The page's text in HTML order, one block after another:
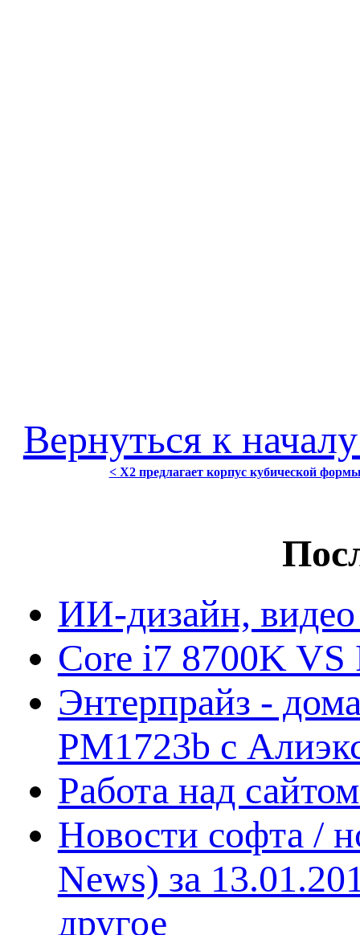
Вернуться к
< X2 предлагает корпус кубической
ИИ-дизайн,
Core i7 8700K VS
Энтерпрайз -
PM1723b с
Работа над
Новости софта /
News) за
другое